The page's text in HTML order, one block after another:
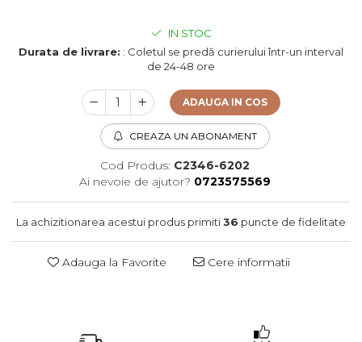
IN STOC
Durata de livrare: : Coletul se predă curierului într-un interval
de 24-48 ore
ADAUGA IN COS
CREAZA UN ABONAMENT
Cod Produs: C2346-6202
Ai nevoie de ajutor? 0723575569
La achizitionarea acestui produs primiti36 puncte de fidelitate
Adauga la Favorite Cere informatii